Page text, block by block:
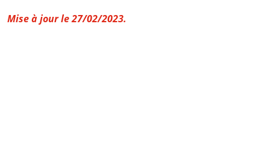
Mise à jour le 27/02/2023.